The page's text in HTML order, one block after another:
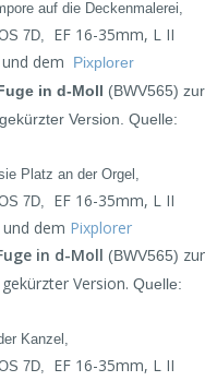
auf die Deckenmalerei,
7D,
EF 16-35mm, L II
dem
Pixplorer
in d-Moll (BWV565) zur
Version. Quelle:
Platz an der Orgel,
7D,
EF 16-35mm, L II
dem Pixplorer
in d-Moll (BWV565) zur
Version. Quelle:
Kanzel,
7D,
EF 16-35mm, L II